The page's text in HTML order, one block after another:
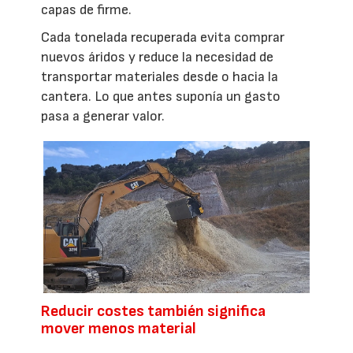
capas de firme.
Cada tonelada recuperada evita comprar
nuevos áridos y reduce la necesidad de
transportar materiales desde o hacia la
cantera. Lo que antes suponía un gasto
pasa a generar valor.
Reducir costes también significa
mover menos material